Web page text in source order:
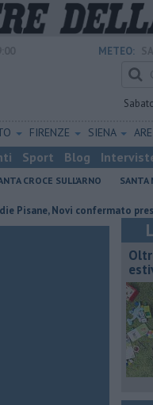
METEO:
FIRENZE SIENA
Sport Blog
CROCE SULL'ARNO SANTA
confermato presidente